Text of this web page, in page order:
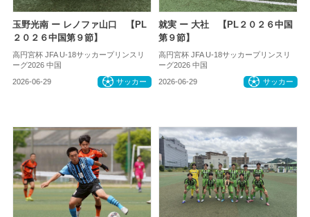
玉野光南 ー レノファ山口 【PL
２０２６中国第９節】
高円宮杯 JFA U-18サッカープリンスリ
ーグ2026 中国
2026-06-29 サッカー
就実 ー 大社 【PL２０２６中国
第９節】
高円宮杯 JFA U-18サッカープリンスリ
ーグ2026 中国
2026-06-29 サッカー